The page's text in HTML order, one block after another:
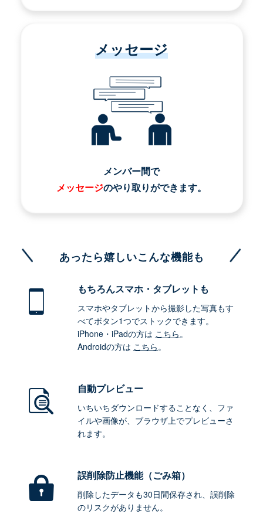
メッセージ
メンバー間で
メッセージのやり取りができます。
あったら嬉しいこんな機能も
もちろんスマホ・タブレットも
スマホやタブレットから撮影した写真もす
べてボタン1つでストックできます。
iPhone・iPadの方は こちら。
Androidの方は こちら。
自動プレビュー
いちいちダウンロードすることなく、ファ
イルや画像が、ブラウザ上でプレビューさ
れます。
誤削除防止機能（ごみ箱）
削除したデータも30日間保存され、誤削除
のリスクがありません。